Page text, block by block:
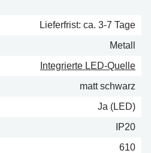
Lieferfrist: ca. 3-7 Tage
Metall
Integrierte LED-Quelle
matt schwarz
Ja (LED)
IP20
610